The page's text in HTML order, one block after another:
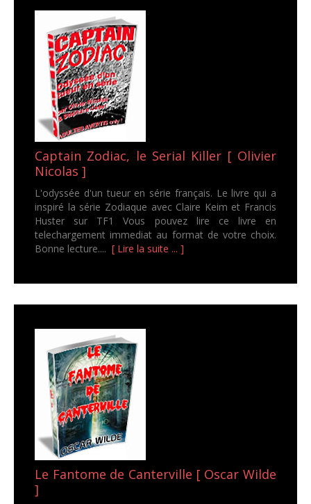
Captain Zodiac, le Serial Killer [ Olivier
Nicolas ]
L'odyssée d'un tueur en série français. Le livre qui a
inspiré la série Zodiaque avec Claire Keim et Francis
Huster sur TF1 Vous pouvez lire ce livre en
telechargement immediat au format de votre choix.
Bonne lecture.... [ Lire la suite ... ]
Le Fantome de Canterville [ Oscar Wilde
]